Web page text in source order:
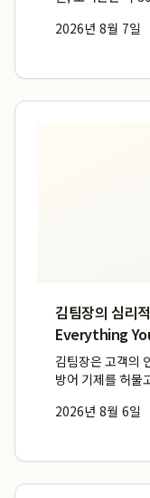
2026년 기준 런칭
2026년 8월 7일
김팀장의 심리
Everything
김팀장은 고객의
방어 기제를 허물
능적인 방어 기제
2026년 8월 6일